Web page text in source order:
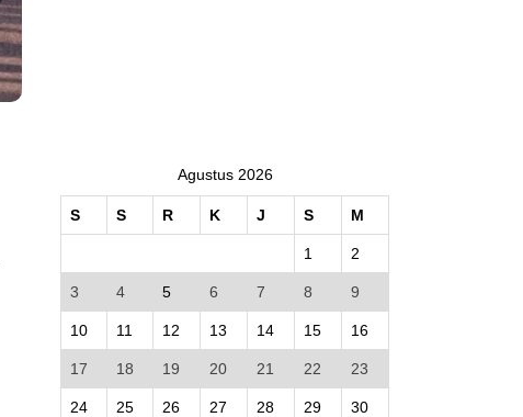
Agustus 2026
S S R K J S M
1 2
3 4 5 6 7 8 9
10 11 12 13 14 15 16
17 18 19 20 21 22 23
24 25 26 27 28 29 30